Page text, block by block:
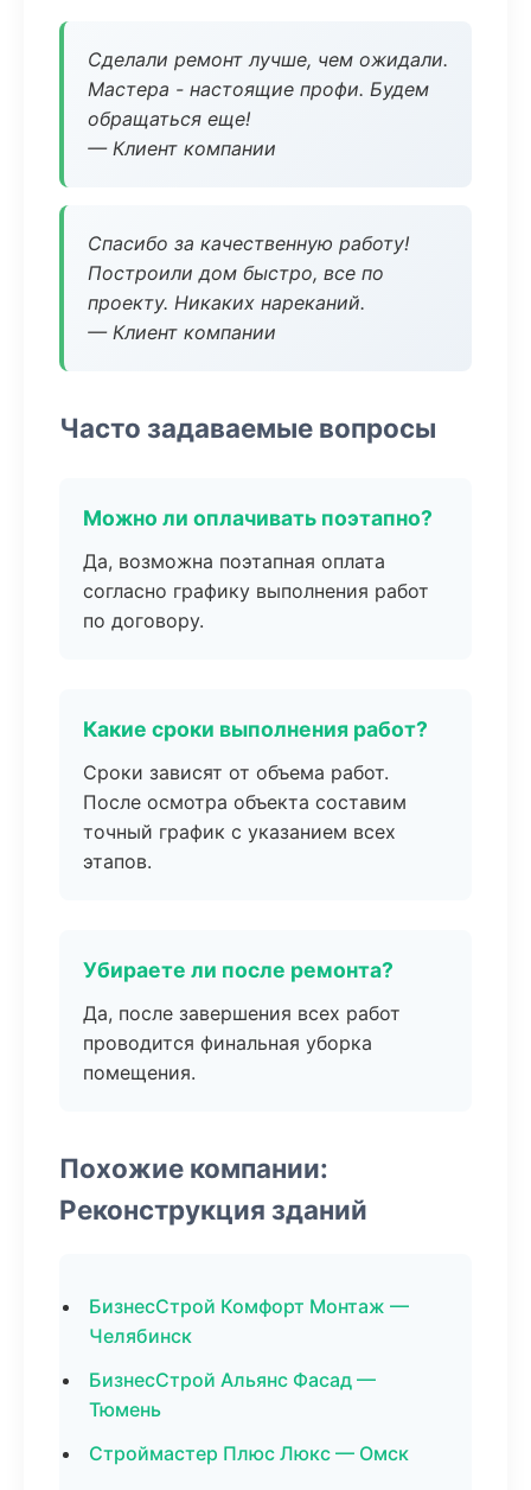
Сделали ремонт лучше, чем ожидали.
Мастера - настоящие профи. Будем
обращаться еще!
— Клиент компании
Спасибо за качественную работу!
Построили дом быстро, все по
проекту. Никаких нареканий.
— Клиент компании
Часто задаваемые вопросы
Можно ли оплачивать поэтапно?
Да, возможна поэтапная оплата
согласно графику выполнения работ
по договору.
Какие сроки выполнения работ?
Сроки зависят от объема работ.
После осмотра объекта составим
точный график с указанием всех
этапов.
Убираете ли после ремонта?
Да, после завершения всех работ
проводится финальная уборка
помещения.
Похожие компании:
Реконструкция зданий
БизнесСтрой Комфорт Монтаж —
Челябинск
БизнесСтрой Альянс Фасад —
Тюмень
Строймастер Плюс Люкс — Омск